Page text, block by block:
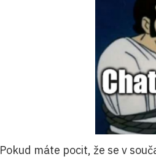
Pokud máte pocit, že se v